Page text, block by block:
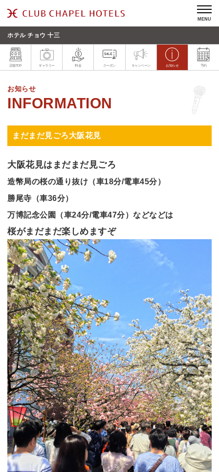
MENU
ホテル チョウ 十三
店舗TOP ギャラリー 料金 クーポン キャンペーン お知らせ 予約
お知らせ
まだまだ見ごろ大阪花見
大阪花見はまだまだ見ごろ
造幣局の桜の通り抜け（車18分/電車45分）
勝尾寺 （車36分）
万博記念公園
（車24分/電車47分） などなどは
桜がまだまだ楽しめますぞ